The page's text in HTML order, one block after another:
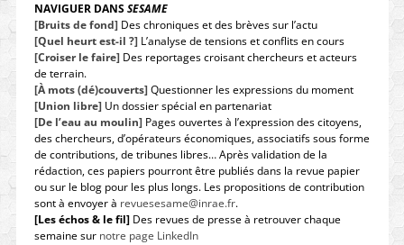
NAVIGUER DANSSESAME
[Bruits de fond]Des chroniques et des brèves sur l’actu
[Quel heurt est-il ?]L’analyse de tensions et conflits en cours
[Croiser le faire]Des reportages croisant chercheurs et acteurs
de terrain.
[À mots (dé)couverts]Questionner les expressions du moment
[Union libre]Un dossier spécial en partenariat
[De l’eau au moulin]Pages ouvertes à l’expression des citoyens,
des chercheurs, d’opérateurs économiques, associatifs sous forme
de contributions, de tribunes libres… Après validation de la
rédaction, ces papiers pourront être publiés dans la revue papier
ou sur le blog pour les plus longs. Les propositions de contribution
sont à envoyer à revuesesame@inrae.fr.
[Les échos & le fil]Des revues de presse à retrouver chaque
semaine sur notre page LinkedIn